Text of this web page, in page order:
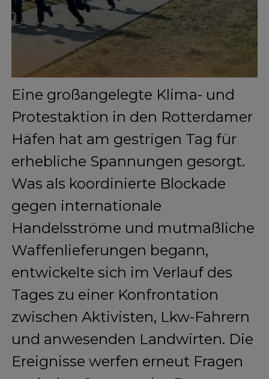
Eine großangelegte Klima- und
Protestaktion in den Rotterdamer
Häfen hat am gestrigen Tag für
erhebliche Spannungen gesorgt.
Was als koordinierte Blockade
gegen internationale
Handelsströme und mutmaßliche
Waffenlieferungen begann,
entwickelte sich im Verlauf des
Tages zu einer Konfrontation
zwischen Aktivisten, Lkw-Fahrern
und anwesenden Landwirten. Die
Ereignisse werfen erneut Fragen